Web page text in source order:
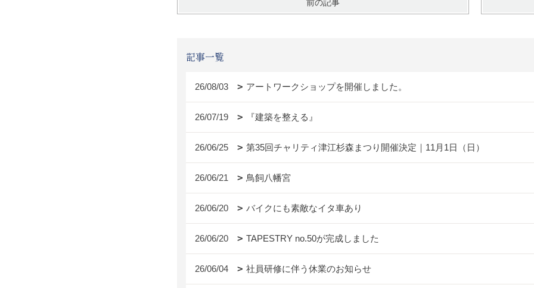
前の記事
記事一覧
26/08/03 アートワークショップを開催しました。
26/07/19 『建築を整える』
26/06/25 第35回チャリティ津江杉森まつり開催決定｜11月1日（日）
26/06/21 鳥飼八幡宮
26/06/20 バイクにも素敵なイタ車あり
26/06/20 TAPESTRY no.50が完成しました
26/06/04 社員研修に伴う休業のお知らせ